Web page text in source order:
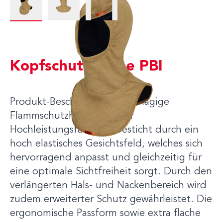
Kopfschutzhaube PBI
Produkt-Beschreibung Die 2-lagige
Flammschutzhaube aus der
Hochleistungsfaser PBI besticht durch ein
hoch elastisches Gesichtsfeld, welches sich
hervorragend anpasst und gleichzeitig für
eine optimale Sichtfreiheit sorgt. Durch den
verlängerten Hals- und Nackenbereich wird
zudem erweiterter Schutz gewährleistet. Die
ergonomische Passform sowie extra flache